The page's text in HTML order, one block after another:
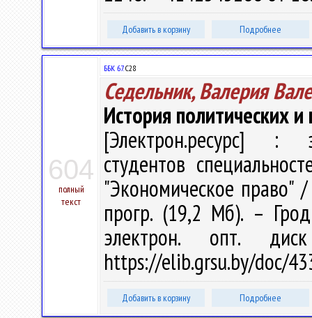
Добавить в корзину Подробнее
604
полный
текст
ББК 67.С28
Седельник, Валерия
История политических
[Электрон.ресурс] :
студентов
"Экономическое право"
прогр. (19,2 Мб). –
электрон. опт.
https://elib.grsu.by/doc/
Добавить в корзину Подробнее